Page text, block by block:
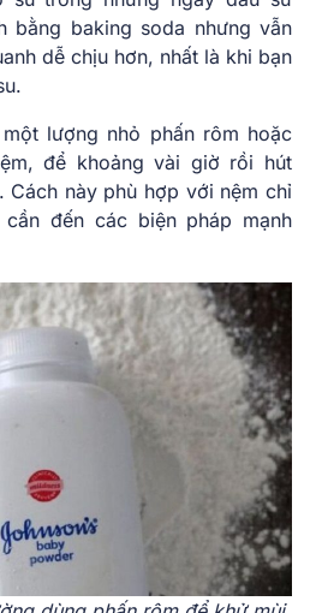
bằng baking soda nhưng vẫn
dễ chịu hơn, nhất là khi bạn
lượng nhỏ phấn rôm hoặc
để khoảng vài giờ rồi hút
Cách này phù hợp với nệm chỉ
đến các biện pháp mạnh